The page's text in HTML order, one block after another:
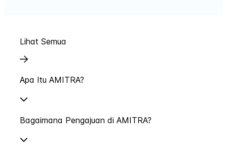
Lihat Semua
Apa Itu AMITRA?
Bagaimana Pengajuan di AMITRA?